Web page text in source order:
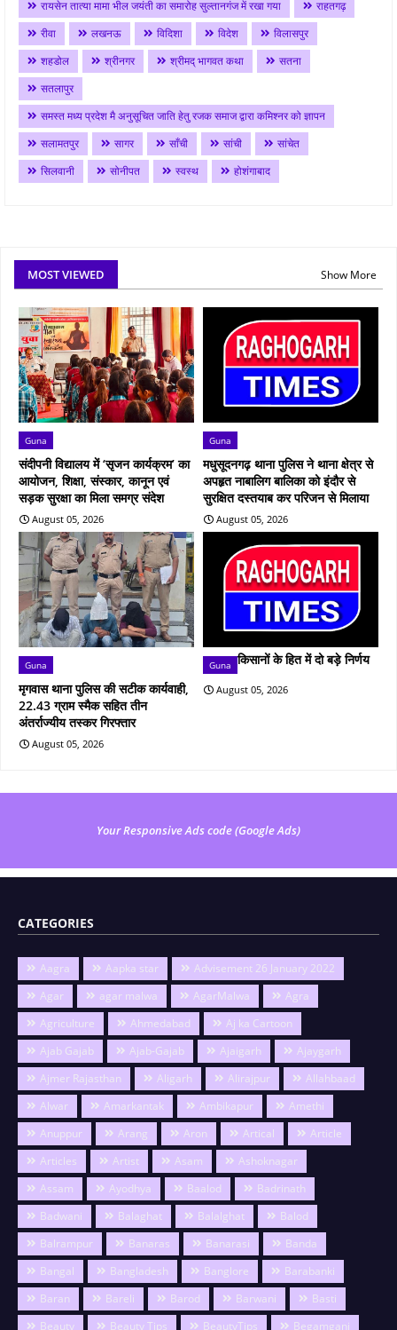
रायसेन तात्या मामा भील जयंती का समारोह सुल्तानगंज में रखा गया
राहतगढ़
रीवा
लखनऊ विदिशा विदेश
विलासपुर
शहडोल
श्रीनगर श्रीमद् भागवत कथा
सतना
सतलापुर
समस्त मध्य प्रदेश मै अनुसूचित जाति हेतु रजक समाज द्वारा कमिश्नर को ज्ञापन
सलामतपुर
सागर साँची सांची
सांचेत
सिलवानी
सोनीपत स्वस्थ होशंगाबाद
MOST VIEWED Show More
Guna
संदीपनी विद्यालय में ‘सृजन कार्यक्रम’ का
आयोजन, शिक्षा, संस्कार, कानून एवं
सड़क सुरक्षा का मिला समग्र संदेश
August 05, 2026
Guna
मधुसूदनगढ़ थाना पुलिस ने थाना क्षेत्र से
अपहृत नाबालिग बालिका को इंदौर से
सुरक्षित दस्तयाब कर परिजन से मिलाया
August 05, 2026
Guna
मृगवास थाना पुलिस की सटीक कार्यवाही,
22.43 ग्राम स्मैक सहित तीन
अंतर्राज्यीय तस्कर गिरफ्तार
August 05, 2026
Guna किसानों के हित में दो बड़े निर्णय
August 05, 2026
Your Responsive Ads code (Google Ads)
CATEGORIES
Aagra Aapka star
Advisement 26 January 2022
Agar
agar malwa AgarMalwa
Agra
Agriculture
Ahmedabad
Aj ka Cartoon
Ajab Gajab
Ajab-Gajab Ajaigarh
Ajaygarh
Ajmer Rajasthan
Aligarh Alirajpur
Allahbaad
Alwar
Amarkantak Ambikapur
Amethi
Anuppur
Arang Aron Artical
Article
Articles
Artist Asam
Ashoknagar
Assam
Ayodhya Baalod
Badrinath
Badwani
Balaghat Balalghat
Balod
Balrampur
Banaras Banarasi
Banda
Bangal
Bangladesh Banglore
Barabanki
Baran
Bareli Barod Barwani
Basti
Beauty
Beauty Tips BeautyTips
Begamganj